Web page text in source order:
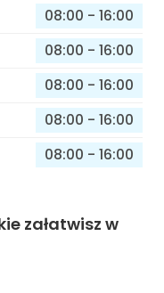
08:00 - 16:00
08:00 - 16:00
08:00 - 16:00
08:00 - 16:00
08:00 - 16:00
załatwisz w